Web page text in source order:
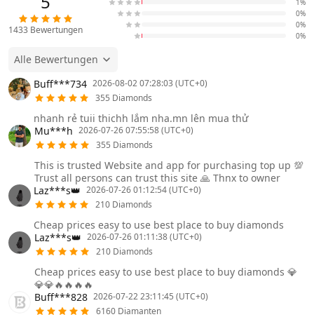
1433 Bewertungen
1%
0%
0%
0%
Alle Bewertungen
Buff***734 2026-08-02 07:28:03 (UTC+0)
355 Diamonds
nhanh rẻ tuii thichh lắm nha.mn lên mua thử
Mu***h 2026-07-26 07:55:58 (UTC+0)
355 Diamonds
This is trusted Website and app for purchasing top up 💯
Trust all persons can trust this site 🙏 Thnx to owner
Laz***s👑 2026-07-26 01:12:54 (UTC+0)
210 Diamonds
Cheap prices easy to use best place to buy diamonds
Laz***s👑 2026-07-26 01:11:38 (UTC+0)
210 Diamonds
Cheap prices easy to use best place to buy diamonds 💎
💎💎🔥🔥🔥🔥
Buff***828 2026-07-22 23:11:45 (UTC+0)
6160 Diamanten